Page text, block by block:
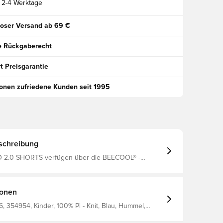
2-4 Werktage
Versand ab 69 €
Rückgaberecht
Preisgarantie
zufriedene Kunden seit 1995
2.0 SHORTS verfügen über die BEECOOL® -
354954, Kinder, 100% Pl - Knit, Blau, Hummel,